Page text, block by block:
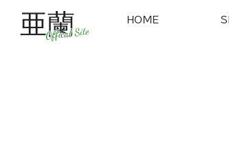
HOME
亜蘭
Offical Site